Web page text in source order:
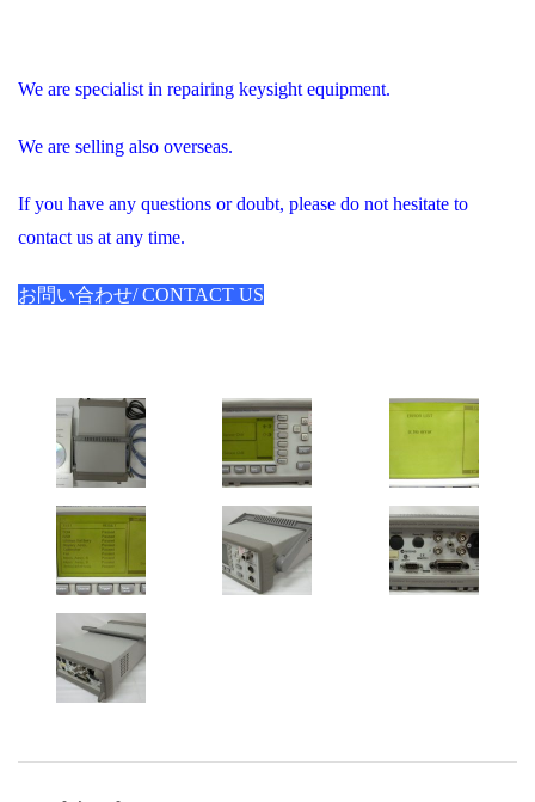
We are specialist in repairing keysight equipment.
We are selling also overseas.
If you have any questions or doubt, please do not hesitate to
contact us at any time.
お問い合わせ/ CONTACT US